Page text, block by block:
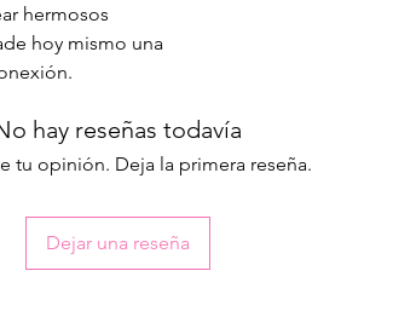
hermosos
hoy mismo una
hay reseñas todavía
tu opinión. Deja la primera reseña.
Dejar una reseña